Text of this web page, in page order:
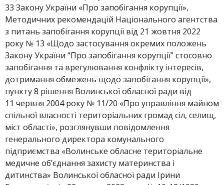
33 Закону України «Про запобігання корупції»,
Методичних рекомендацій Національного агентства
з питань запобігання корупції від 21 жовтня 2022
року № 13 «Щодо застосування окремих положень
Закону України “Про запобігання корупції” стосовно
запобігання та врегулювання конфлікту інтересів,
дотримання обмежень щодо запобігання корупції»,
пункту 8 рішення Волинської обласної ради від
11 червня 2004 року № 11/20 «Про управління майном
спільної власності територіальних громад сіл, селищ,
міст області», розглянувши повідомлення
генерального директора комунального
підприємства «Волинське обласне територіальне
медичне об’єднання захисту материнства і
дитинства» Волинської обласної ради Ірини